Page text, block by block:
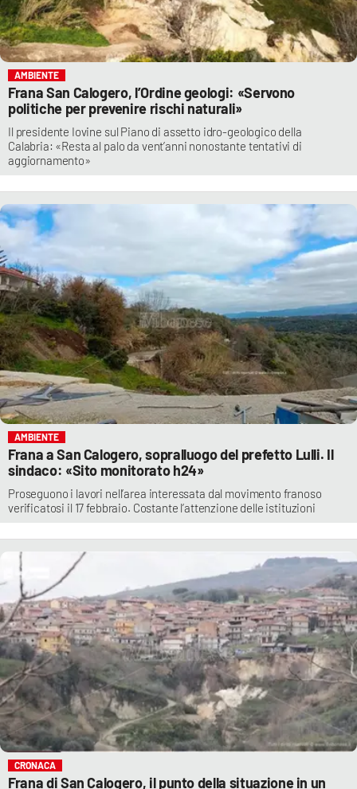
AMBIENTE
Frana San Calogero, l’Ordine geologi: «Servono
politiche per prevenire rischi naturali»
Il presidente Iovine sul Piano di assetto idro-geologico della
Calabria: «Resta al palo da vent’anni nonostante tentativi di
aggiornamento»
AMBIENTE
Frana a San Calogero, sopralluogo del prefetto Lulli. Il
sindaco: «Sito monitorato h24»
Proseguono i lavori nell’area interessata dal movimento franoso
verificatosi il 17 febbraio. Costante l’attenzione delle istituzioni
CRONACA
Frana di San Calogero, il punto della situazione in un